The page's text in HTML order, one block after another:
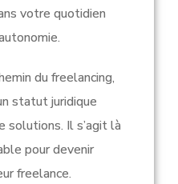
votre quotidien
du freelancing,
statut juridique
solutions. Il s’agit là
pour devenir
freelance.